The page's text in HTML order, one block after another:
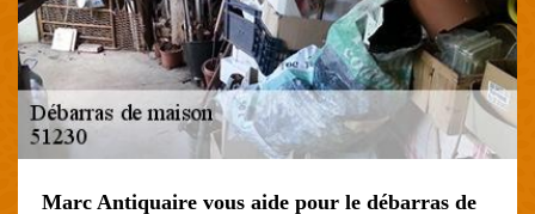
Marc Antiquaire vous aide pour le débarras de